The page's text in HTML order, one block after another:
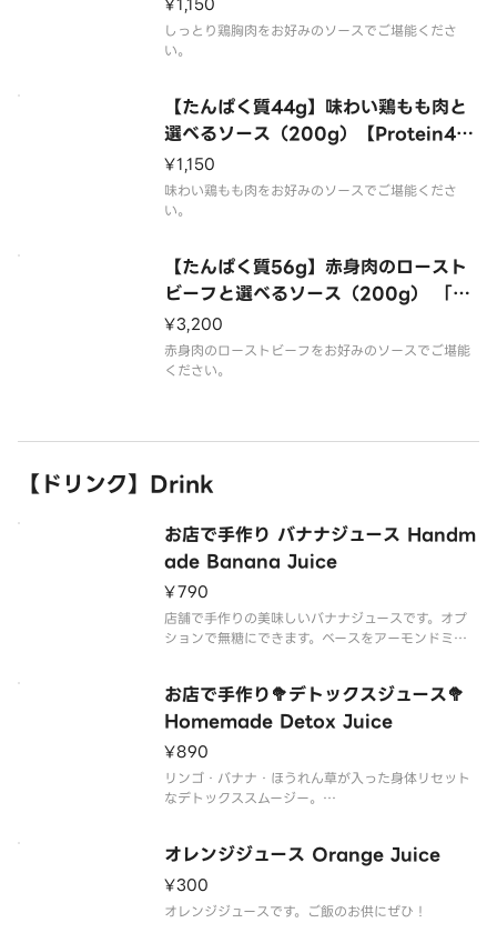
your Choice of Sauce（200g）
しっとり鶏胸肉をお好みのソースでご堪能くださ
い。
【たんぱく質44g】味わい鶏もも肉と
選べるソース（200g）【Protein44
g】Tasty Chicken Thighs and yo
ur Choice of Sauce（200g）
¥1,150
味わい鶏もも肉をお好みのソースでご堪能くださ
い。
【たんぱく質56g】赤身肉のロースト
ビーフと選べるソース（200g） 「Pr
otein 56g」 Red Meat Roast Bee
f and Selectable Sauce （200g）
¥3,200
赤身肉のローストビーフをお好みのソースでご堪能
ください。
【ドリンク】Drink
お店で手作り バナナジュース Handm
ade Banana Juice
¥790
店舗で手作りの美味しいバナナジュースです。オプ
ションで無糖にできます。ベースをアーモンドミル
n be made without sugar or
お店で手作り🥦デトックスジュース🥦
Homemade Detox Juice
¥890
リンゴ・バナナ・ほうれん草が入った身体リセット
なデトックススムージー。
A detox smoothie with apples bananas and s
pinach to reset your body.
オレンジジュース Orange Juice
¥300
オレンジジュースです。ご飯のお供にぜひ！